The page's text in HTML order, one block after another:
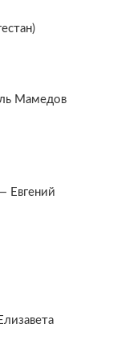
Мамедов
Евгений